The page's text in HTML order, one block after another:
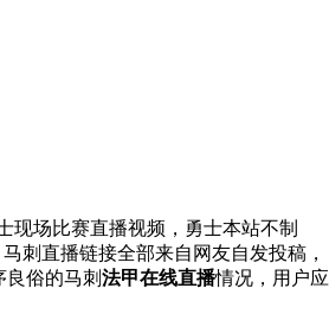
现场比赛直播视频，勇士本站不制
刺直播链接全部来自网友自发投稿，
俗的马刺法甲在线直播情况，用户应